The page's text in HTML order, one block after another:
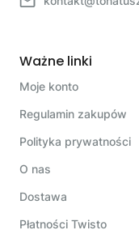
Ważne linki
Moje konto
Regulamin zakupów
Polityka prywatności
O nas
Dostawa
Płatności Twisto